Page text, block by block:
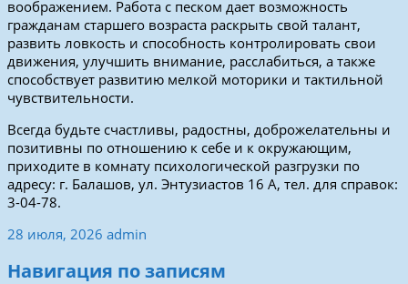
воображением. Работа с песком дает возможность
гражданам старшего возраста раскрыть свой талант,
развить ловкость и способность контролировать свои
движения, улучшить внимание, расслабиться, а также
способствует развитию мелкой моторики и тактильной
чувствительности.
Всегда будьте счастливы, радостны, доброжелательны и
позитивны по отношению к себе и к окружающим,
приходите в комнату психологической разгрузки по
адресу: г. Балашов, ул. Энтузиастов 16 А, тел. для справок:
3-04-78.
28 июля, 2026 admin
Навигация по записям